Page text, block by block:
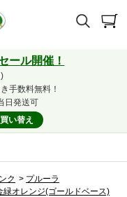
ール開催！
手数料無料！
日発送可
い替え
ク > プルーラ
緑オレンジ(ゴールドベース)